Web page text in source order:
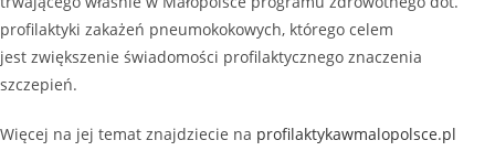
profilaktyki zakażeń pneumokokowych, którego celem
jest zwiększenie świadomości profilaktycznego znaczenia
szczepień.
Więcej na jej temat znajdziecie na profilaktykawmalopolsce.pl